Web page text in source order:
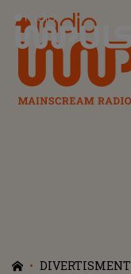
Radio Impuls
DIVERTISMENT